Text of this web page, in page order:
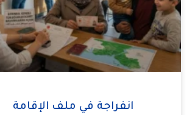
انفراجة في ملف الإقامة